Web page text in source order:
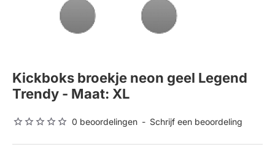
Kickboks broekje neon geel Legend
Trendy - Maat: XL
0 beoordelingen - Schrijf een beoordeling